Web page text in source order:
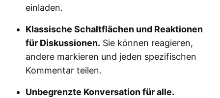
einladen.
Klassische Schaltflächen und Reaktionen
für Diskussionen. Sie können reagieren,
andere markieren und jeden spezifischen
Kommentar teilen.
Unbegrenzte Konversation für alle.